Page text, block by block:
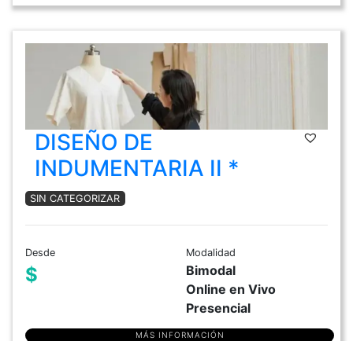
DISEÑO DE
INDUMENTARIA II *
SIN CATEGORIZAR
Desde
$
Modalidad
Bimodal
Online en Vivo
Presencial
MÁS INFORMACIÓN